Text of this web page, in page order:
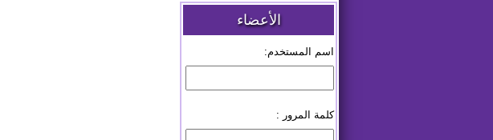
الأعضاء
اسم المستخدم:
كلمة المرور :